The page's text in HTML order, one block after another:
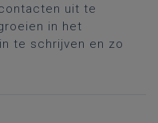
uit te
in het
te schrijven en zo